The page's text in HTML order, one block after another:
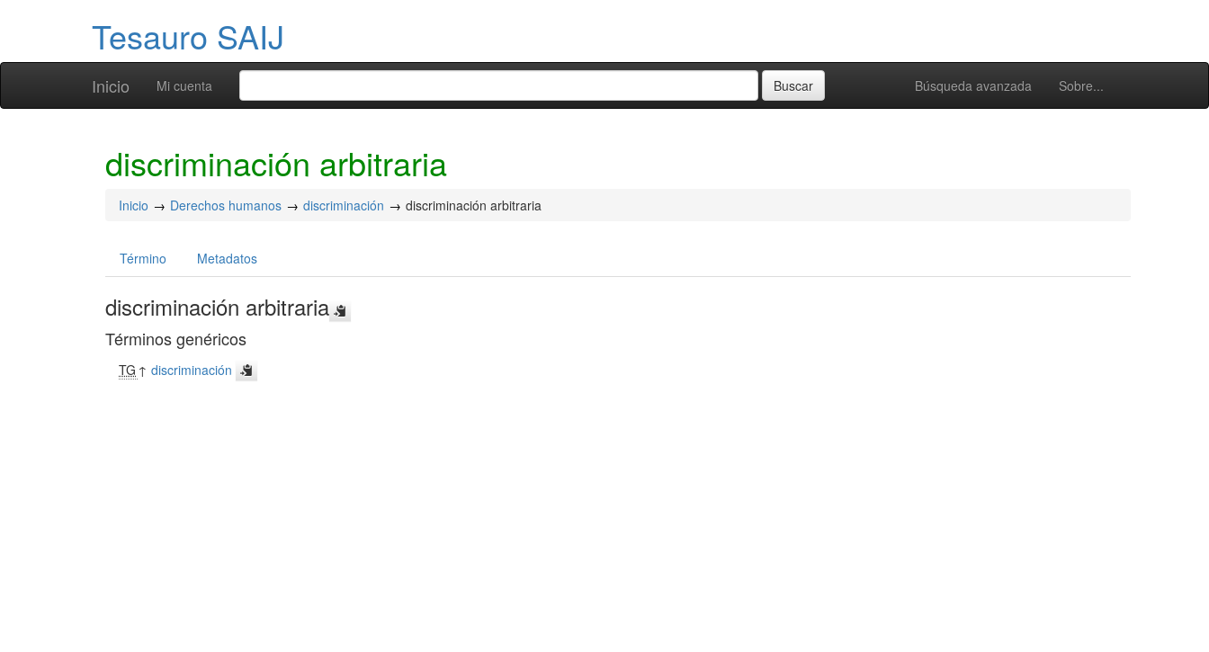
Tesauro SAIJ
Inicio Búsqueda avanzada Sobre...
Mi cuenta
discriminación arbitraria
Inicio Derechos humanos discriminación discriminación arbitraria
Término Metadatos
discriminación arbitraria
Términos genéricos
TG ↑discriminación